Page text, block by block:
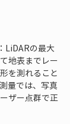
：LiDARの最大
地表までレー
を測れること
量では、写真
ザー点群で正